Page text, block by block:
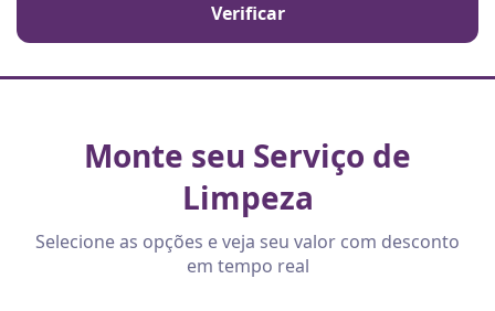
Verificar
Monte seu Serviço de
Limpeza
Selecione as opções e veja seu valor com desconto
em tempo real